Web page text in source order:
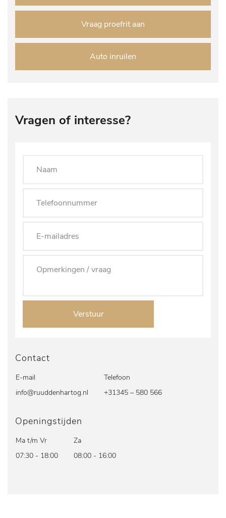
Vraag proefrit aan
Auto inruilen
Vragen of interesse?
Verstuur
Contact
E-mail
info@ruuddenhartog.nl
Telefoon
+31345 – 580 566
Openingstijden
Ma t/m Vr
07:30 - 18:00
Za
08:00 - 16:00